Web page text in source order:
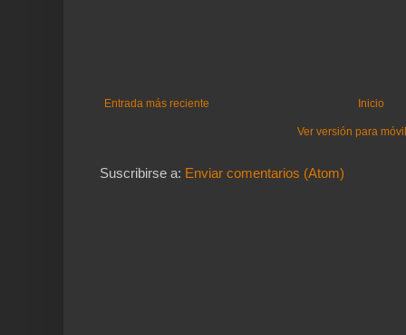
Entrada más reciente Inicio
Ver versión para
Suscribirse a: Enviar comentarios (Atom)